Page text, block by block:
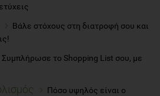
Βάλε στόχους στη διατροφή σου και
Συμπλήρωσε το Shopping List σου, με
Πόσο υψηλός είναι ο